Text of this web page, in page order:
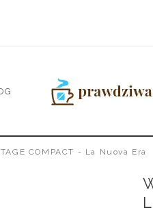
COMPACT - La Nuova Era